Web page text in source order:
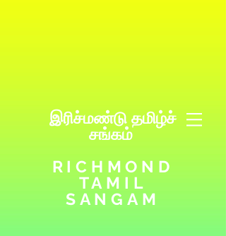
இரிச்மண்டு தமிழ்ச்
சங்கம்
RICHMOND
TAMIL
SANGAM